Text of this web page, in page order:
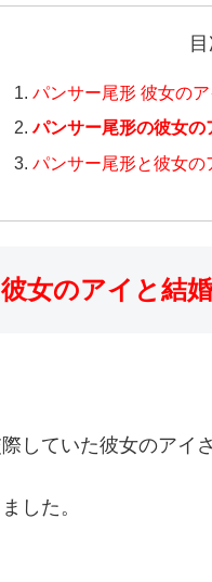
パンサー尾形 彼女のア
パンサー尾形の彼女の
パンサー尾形と彼女の
女のアイと結婚
していた彼女のアイ
した。